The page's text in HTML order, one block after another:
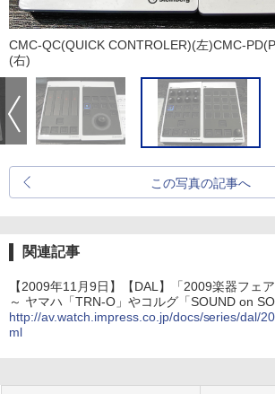
CMC-QC(QUICK CONTROLER)(左)CMC-
(右)
この写真の記事へ
関連記事
【2009年11月9日】【DAL】「2009楽器フェ
～ ヤマハ「TRN-O」やコルグ「SOUND on
http://av.watch.impress.co.jp/docs/series/dal/
ml